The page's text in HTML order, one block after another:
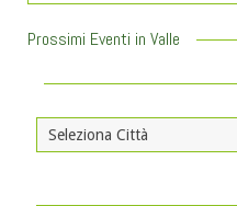
Prossimi Eventi in Valle